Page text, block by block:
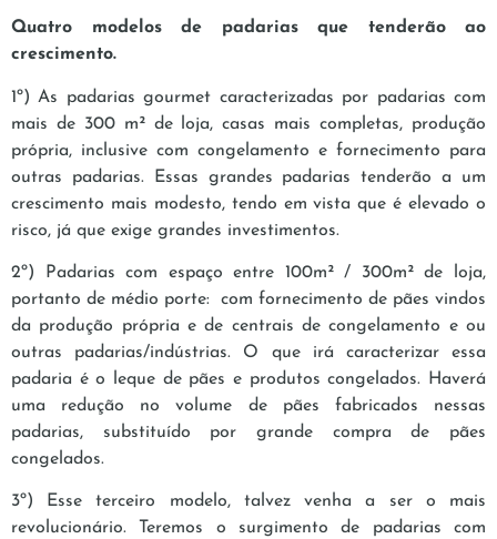
Quatro modelos de padarias que tenderão ao
crescimento.
1º) As padarias gourmet caracterizadas por padarias com
mais de 300 m² de loja, casas mais completas, produção
própria, inclusive com congelamento e fornecimento para
outras padarias. Essas grandes padarias tenderão a um
crescimento mais modesto, tendo em vista que é elevado o
risco, já que exige grandes investimentos.
2º) Padarias com espaço entre 100m² / 300m² de loja,
portanto de médio porte: com fornecimento de pães vindos
da produção própria e de centrais de congelamento e ou
outras padarias/indústrias. O que irá caracterizar essa
padaria é o leque de pães e produtos congelados. Haverá
uma redução no volume de pães fabricados nessas
padarias, substituído por grande compra de pães
congelados.
3º) Esse terceiro modelo, talvez venha a ser o mais
revolucionário. Teremos o surgimento de padarias com